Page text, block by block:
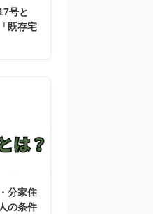
号と
既存宅
分家住
の条件